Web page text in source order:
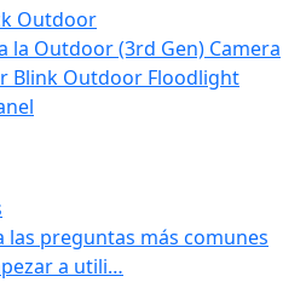
Outdoor
la Outdoor (3rd Gen) Camera
Blink Outdoor Floodlight
las preguntas más comunes
a utili…